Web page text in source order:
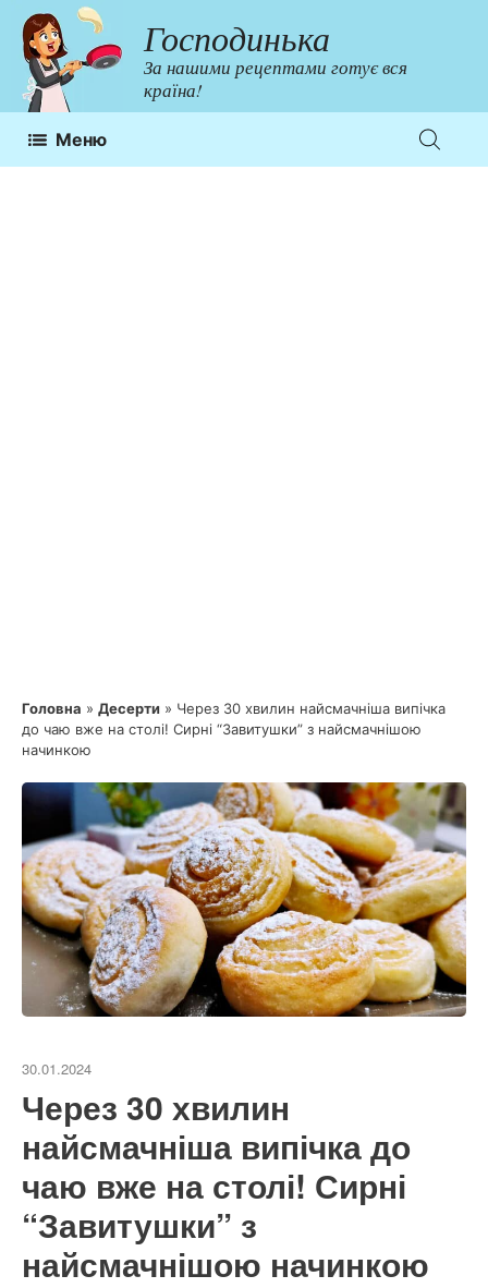
Перейти
до
контенту
Господинька
За нашими рецептами готує вся
країна!
Меню
Головна » Десерти » Через 30 хвилин найсмачніша випічка
до чаю вже на столі! Сирні “Завитушки” з найсмачнішою
начинкою
30.01.2024
Через 30 хвилин
найсмачніша випічка до
чаю вже на столі! Сирні
“Завитушки” з
найсмачнішою начинкою